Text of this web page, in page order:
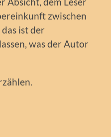
zwischen
ist der
was der Autor